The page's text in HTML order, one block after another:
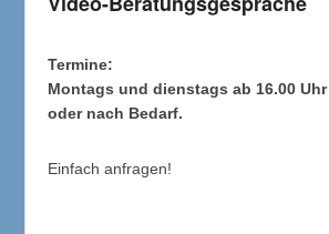
Termine:
Montags und dienstags ab 16.00 Uhr
oder nach Bedarf.
Einfach anfragen!